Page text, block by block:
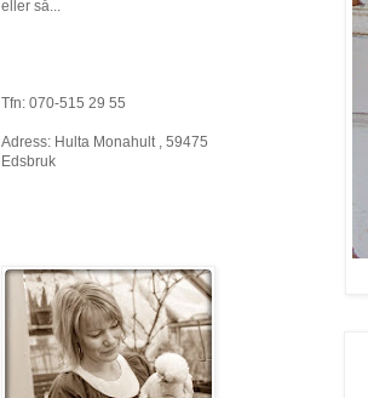
eller så...
Tfn: 070-515 29 55
Adress: Hulta Monahult , 59475
Edsbruk